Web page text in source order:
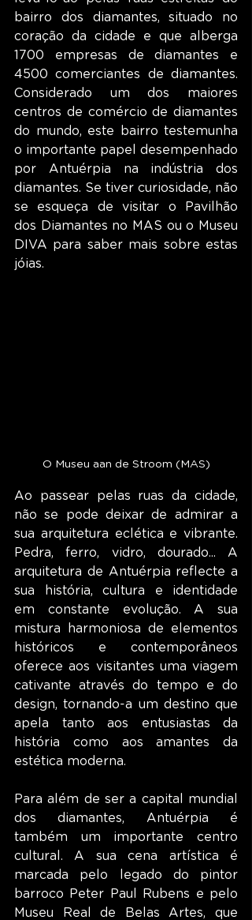
bairro dos diamantes, situado no
coração da cidade e que alberga
1700 empresas de diamantes e
4500 comerciantes de diamantes.
Considerado um dos maiores
centros de comércio de diamantes
do mundo, este bairro testemunha
o importante papel desempenhado
por Antuérpia na indústria dos
diamantes. Se tiver curiosidade, não
se esqueça de visitar o Pavilhão
dos Diamantes no MAS ou o Museu
DIVA para saber mais sobre estas
jóias.
O Museu aan de Stroom (MAS)
Ao passear pelas ruas da cidade,
não se pode deixar de admirar a
sua arquitetura eclética e vibrante.
Pedra, ferro, vidro, dourado... A
arquitetura de Antuérpia reflecte a
sua história, cultura e identidade
em constante evolução. A sua
mistura harmoniosa de elementos
históricos e contemporâneos
oferece aos visitantes uma viagem
cativante através do tempo e do
design, tornando-a um destino que
apela tanto aos entusiastas da
história como aos amantes da
estética moderna.
Para além de ser a capital mundial
dos diamantes, Antuérpia é
também um importante centro
cultural. A sua cena artística é
marcada pelo legado do pintor
barroco Peter Paul Rubens e pelo
Museu Real de Belas Artes, que